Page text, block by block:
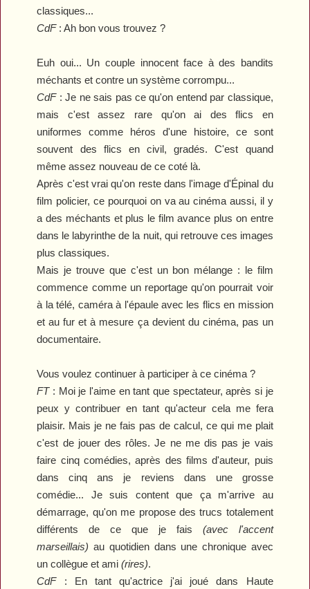
classiques...
CdF :Ah bon vous trouvez ?
Euh oui... Un couple innocent face à des bandits
méchants et contre un système corrompu...
CdF :Je ne sais pas ce qu'on entend par classique,
mais c'est assez rare qu'on ai des flics en
uniformes comme héros d'une histoire, ce sont
souvent des flics en civil, gradés. C'est quand
même assez nouveau de ce coté là.
Après c'est vrai qu'on reste dans l'image d'Épinal du
film policier, ce pourquoi on va au cinéma aussi, il y
a des méchants et plus le film avance plus on entre
dans le labyrinthe de la nuit, qui retrouve ces images
plus classiques.
Mais je trouve que c'est un bon mélange : le film
commence comme un reportage qu'on pourrait voir
à la télé, caméra à l'épaule avec les flics en mission
et au fur et à mesure ça devient du cinéma, pas un
documentaire.
Vous voulez continuer à participer à ce cinéma ?
FT: Moi je l'aime en tant que spectateur, après si je
peux y contribuer en tant qu'acteur cela me fera
plaisir. Mais je ne fais pas de calcul, ce qui me plait
c'est de jouer des rôles. Je ne me dis pas je vais
faire cinq comédies, après des films d'auteur, puis
dans cinq ans je reviens dans une grosse
comédie... Je suis content que ça m'arrive au
démarrage, qu'on me propose des trucs totalement
différents de ce que je fais (avec l'accent
marseillais) au quotidien dans une chronique avec
un collègue et ami(rires).
CdF : En tant qu'actrice j'ai joué dans Haute